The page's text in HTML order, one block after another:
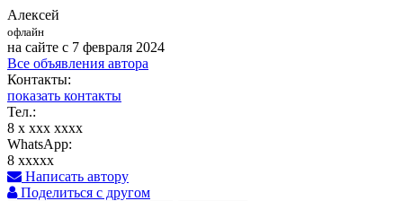
Алексей
офлайн
на сайте с 7 февраля 2024
Все объявления автора
Контакты:
показать контакты
Тел.:
8 x xxx xxxx
WhatsApp:
8 xxxxx
Написать автору
Поделиться с другом